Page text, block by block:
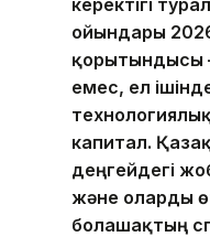
ойындары
қорытындысы
емес, ел
капитал.
деңгейдегі
және оларды
болашақтың